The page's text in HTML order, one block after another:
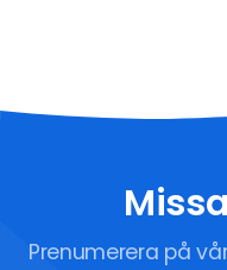
Prenumerera på